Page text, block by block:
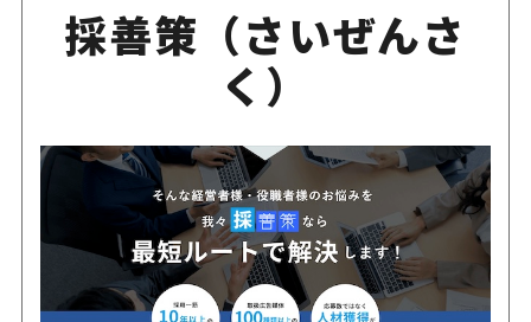
ダウンロード
社専任プロジェクトチーム
TikTokなどショート動画
のスキルと豊富な実績がある
DYMの採用特化型Tik
Tok運用
採用に特化したTiktok運用で
果的にアプローチ！
採善策（さいぜんさ
く）